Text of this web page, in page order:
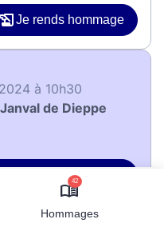
42
Hommages
Je rends hommage
à 10h30
de Dieppe
Je rends hommage